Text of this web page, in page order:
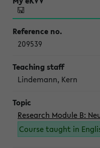
209539
Lindemann, Kern
Research Module B:
Course taught in